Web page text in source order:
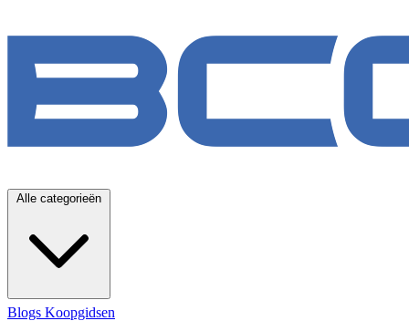
Alle categorieën
Blogs Koopgidsen